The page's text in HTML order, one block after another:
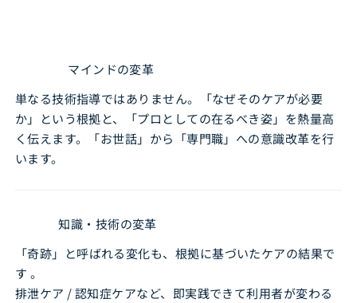
知識・技術の変革
「奇跡」と呼ばれる変化も、根拠に基づいたケアの結果で
す 。
排泄ケア / 認知症ケアなど、即実践できて利用者が変わる
マインドの変革
単なる技術指導ではありません。「なぜそのケアが必要
か」という根拠と、「プロとしての在るべき姿」を熱量高
く伝えます。「お世話」から「専門職」への意識改革を行
います。